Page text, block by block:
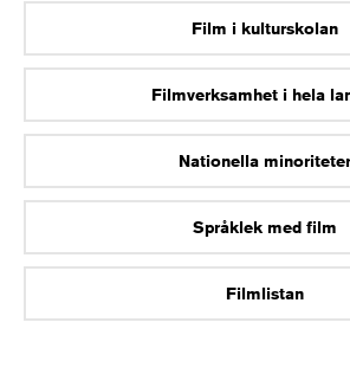
Film i kulturskolan
Filmverksamhet i hela
Nationella minoriteter
Språklek med film
Filmlistan